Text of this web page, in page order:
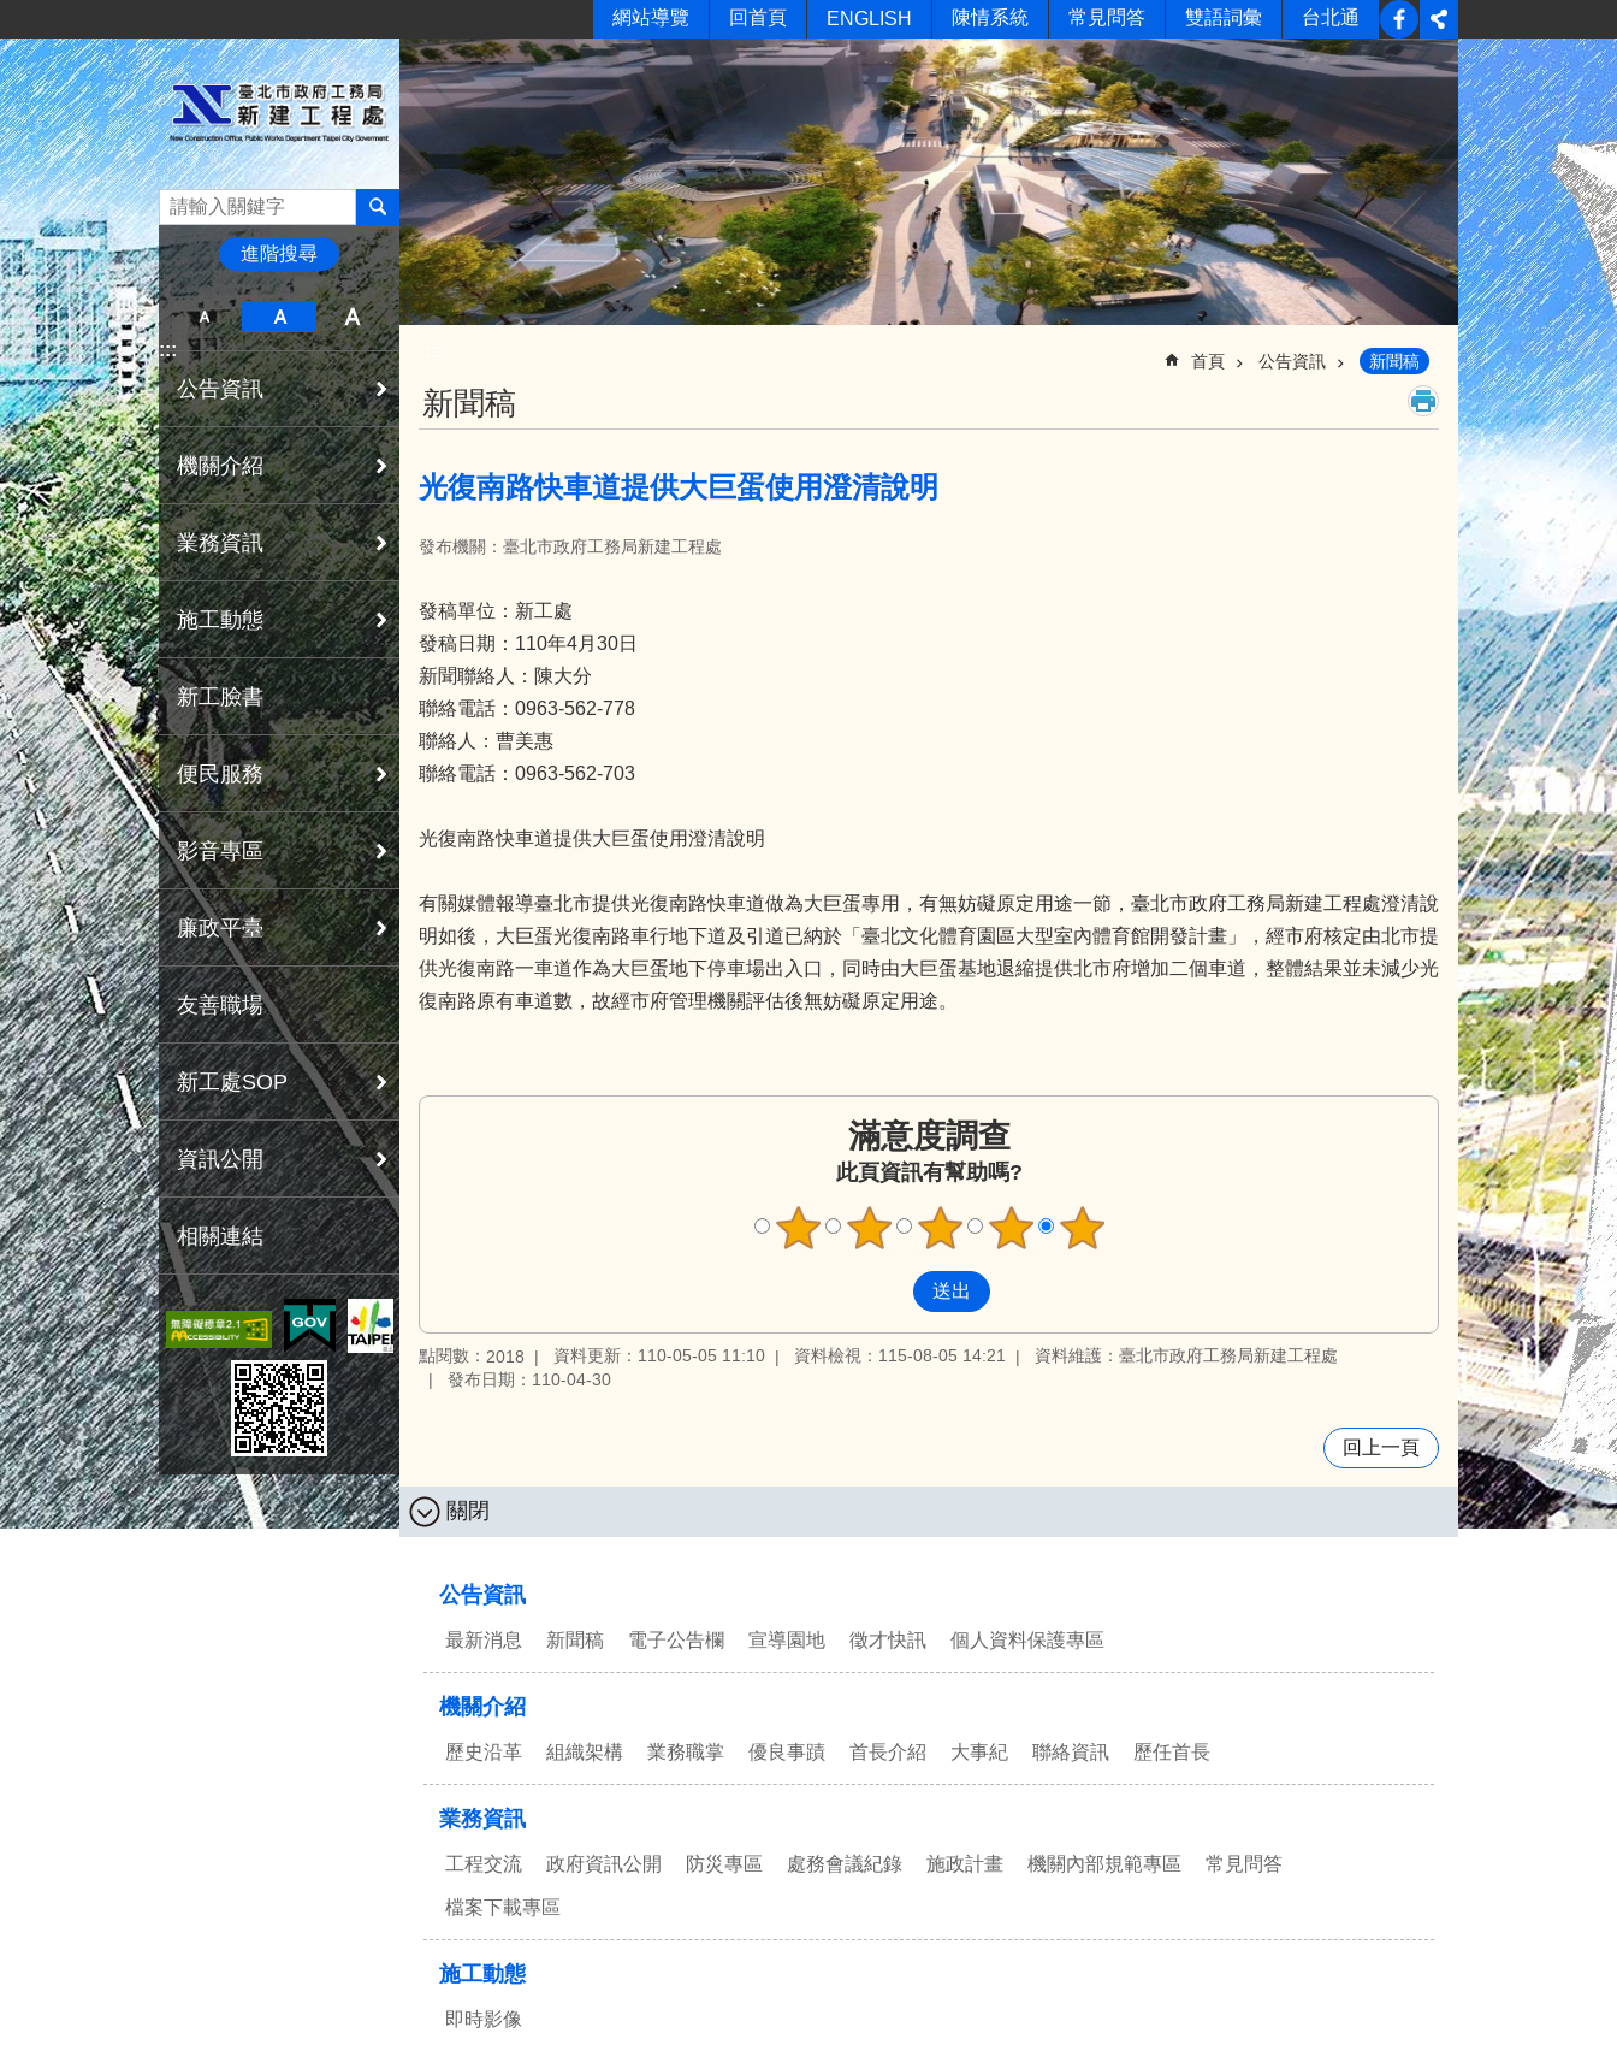
網站導覽 回首頁 ENGLISH 陳情系統 常見問答 雙語詞彙 台北通
進階搜尋
:::
公告資訊
機關介紹
業務資訊
施工動態
新工臉書
便民服務
影音專區
廉政平臺
友善職場
新工處SOP
資訊公開
相關連結
首頁 公告資訊 新聞稿
新聞稿
光復南路快車道提供大巨蛋使用澄清說明
發布機關：臺北市政府工務局新建工程處
發稿單位：新工處
發稿日期：110年4月30日
新聞聯絡人：陳大分
聯絡電話：0963-562-778
聯絡人：曹美惠
聯絡電話：0963-562-703
光復南路快車道提供大巨蛋使用澄清說明
有關媒體報導臺北市提供光復南路快車道做為大巨蛋專用，有無妨礙原定用途一節，臺北市政府工務局新建工程處澄清說
明如後，大巨蛋光復南路車行地下道及引道已納於「臺北文化體育園區大型室內體育館開發計畫」，經市府核定由北市提
供光復南路一車道作為大巨蛋地下停車場出入口，同時由大巨蛋基地退縮提供北市府增加二個車道，整體結果並未減少光
復南路原有車道數，故經市府管理機關評估後無妨礙原定用途。
滿意度調查
此頁資訊有幫助嗎?
點閱數： 2018 資料更新：110-05-05 11:10 資料檢視：115-08-05 14:21
資料維護：臺北市政府工務局新建工程處
發布日期：110-04-30
回上一頁
關閉
公告資訊
最新消息 新聞稿 電子公告欄 宣導園地 徵才快訊 個人資料保護專區
機關介紹
歷史沿革 組織架構 業務職掌 優良事蹟 首長介紹 大事紀 聯絡資訊 歷任首長
業務資訊
工程交流 政府資訊公開 防災專區 處務會議紀錄 施政計畫 機關內部規範專區 常見問答
檔案下載專區
施工動態
即時影像